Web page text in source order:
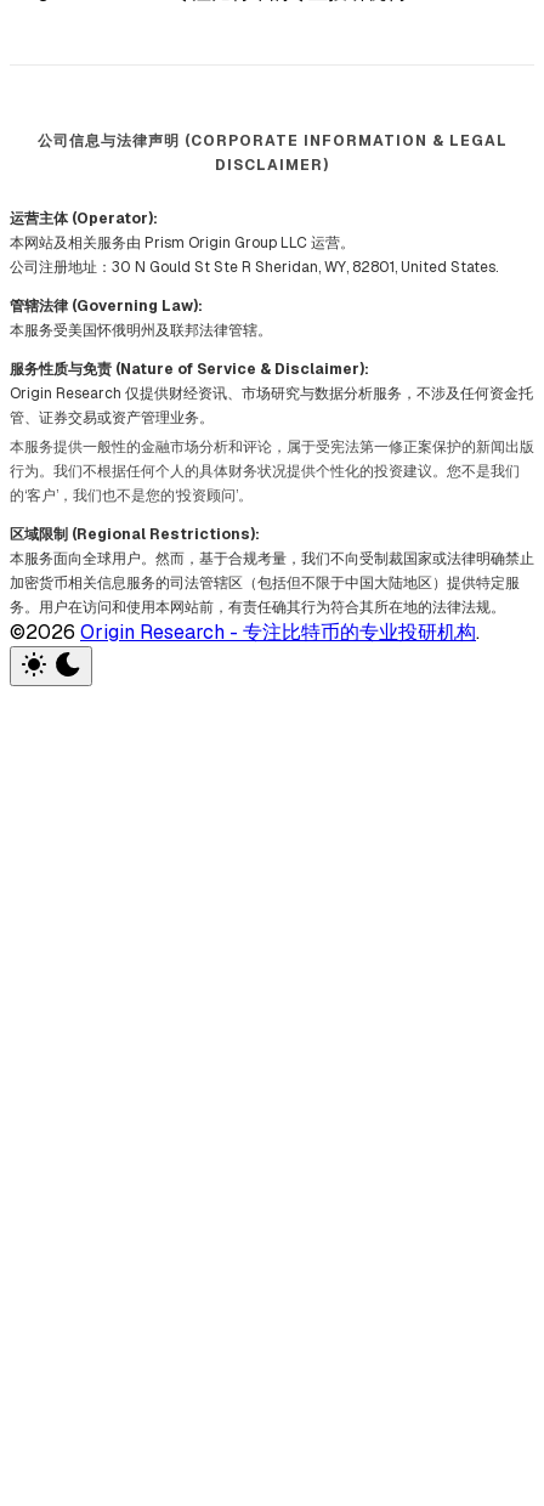
公司信息与法律声明 (CORPORATE INFORMATION & LEGAL
DISCLAIMER)
运营主体 (Operator):
本网站及相关服务由 Prism Origin Group LLC 运营。
公司注册地址：30 N Gould St Ste R Sheridan, WY, 82801, United States.
管辖法律 (Governing Law):
本服务受美国怀俄明州及联邦法律管辖。
服务性质与免责 (Nature of Service & Disclaimer):
Origin Research 仅提供财经资讯、市场研究与数据分析服务，不涉及任何资金托
管、证券交易或资产管理业务。
本服务提供一般性的金融市场分析和评论，属于受宪法第一修正案保护的新闻出版
行为。我们不根据任何个人的具体财务状况提供个性化的投资建议。您不是我们
的‘客户’，我们也不是您的‘投资顾问’。
区域限制 (Regional Restrictions):
本服务面向全球用户。然而，基于合规考量，我们不向受制裁国家或法律明确禁止
加密货币相关信息服务的司法管辖区（包括但不限于中国大陆地区）提供特定服
务。用户在访问和使用本网站前，有责任确其行为符合其所在地的法律法规。
©2026 Origin Research - 专注比特币的专业投研机构.